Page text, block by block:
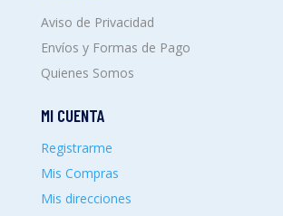
Aviso de Privacidad
Envíos y Formas de Pago
Quienes Somos
MI CUENTA
Registrarme
Mis Compras
Mis direcciones